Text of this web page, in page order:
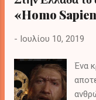
που η
προς την
«Homo
- Ιουλίου 10, 2019
Ένα